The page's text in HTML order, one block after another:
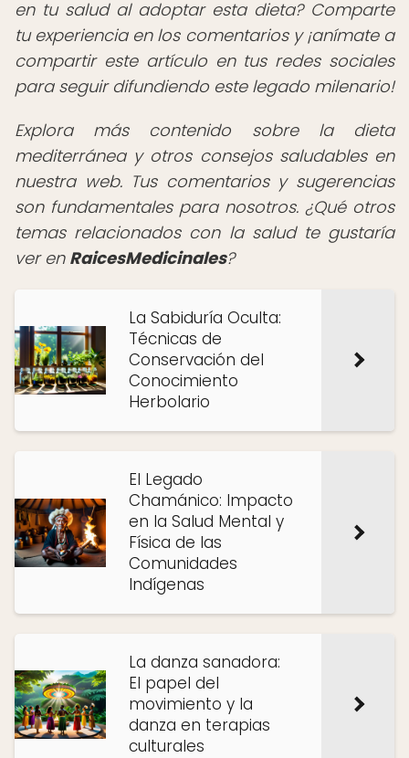
en tu salud al adoptar esta dieta? Comparte
tu experiencia en los comentarios y ¡anímate a
compartir este artículo en tus redes sociales
para seguir difundiendo este legado milenario!
Explora más contenido sobre la dieta
mediterránea y otros consejos saludables en
nuestra web. Tus comentarios y sugerencias
son fundamentales para nosotros. ¿Qué otros
temas relacionados con la salud te gustaría
ver en RaicesMedicinales?
La Sabiduría Oculta:
Técnicas de
Conservación del
Conocimiento
Herbolario
El Legado
Chamánico: Impacto
en la Salud Mental y
Física de las
Comunidades
Indígenas
La danza sanadora:
El papel del
movimiento y la
danza en terapias
culturales